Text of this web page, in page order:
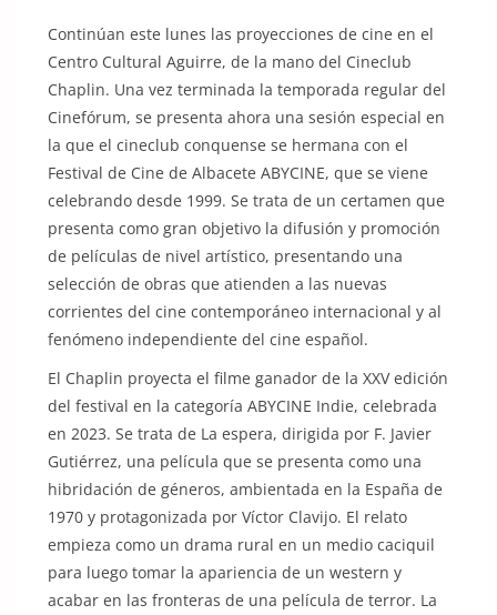
Continúan este lunes las proyecciones de cine en el
Centro Cultural Aguirre, de la mano del Cineclub
Chaplin. Una vez terminada la temporada regular del
Cinefórum, se presenta ahora una sesión especial en
la que el cineclub conquense se hermana con el
Festival de Cine de Albacete ABYCINE, que se viene
celebrando desde 1999. Se trata de un certamen que
presenta como gran objetivo la difusión y promoción
de películas de nivel artístico, presentando una
selección de obras que atienden a las nuevas
corrientes del cine contemporáneo internacional y al
fenómeno independiente del cine español.
El Chaplin proyecta el filme ganador de la XXV edición
del festival en la categoría ABYCINE Indie, celebrada
en 2023. Se trata de La espera, dirigida por F. Javier
Gutiérrez, una película que se presenta como una
hibridación de géneros, ambientada en la España de
1970 y protagonizada por Víctor Clavijo. El relato
empieza como un drama rural en un medio caciquil
para luego tomar la apariencia de un western y
acabar en las fronteras de una película de terror. La